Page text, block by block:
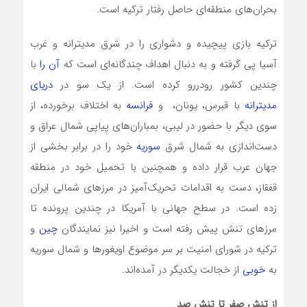
بحران‌های منطقه‌ای حاصل رفتار ترکیه است.
ترکیه بازی پیچیده و دشواری را در شرق مدیترانه و غرب
آسیا پی گرفته و به دنبال اهداف چندگانه‌ای است که آن رابا
چندین کشور رودررو کرده است. از یک سو در دریای
مدیترانه با قبرس، یونان، و فرانسه به اختلاف برخورده، از
سوی دیگر با حضور در لیبی، بمباران‌های پیاپی شمال عراق و
دست‌اندازی به شمال شرق سوریه خود را در برابر بخشی از
جهان عرب قرار داده و همچنین با تحمیل خود در منطقه
قفقاز، دست به اقدامات تحریک‌آمیز در مرزهای شمالی ایران
زده است. در سطح جهانی با آمریکا در چندین پرونده تا
مرزهای تنش پیش رفته است و اخیرا نیز نمایندگان چین و
ترکیه در شورای امنیت بر سر موضوع اویغورها و شمال سوریه
به خوبی از خجالت یکدیگر در آمده‌اند.